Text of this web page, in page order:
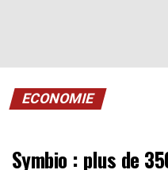
ECONOMIE
Symbio : plus de